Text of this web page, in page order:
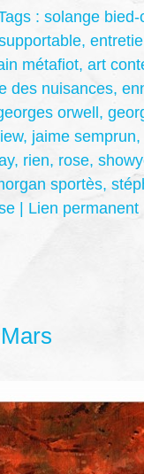
: solange bied-
,
métafiot, art
des nuisances,
orwell ,
, jaime semprun,
, rien, rose,
sportès,
Lien permanent